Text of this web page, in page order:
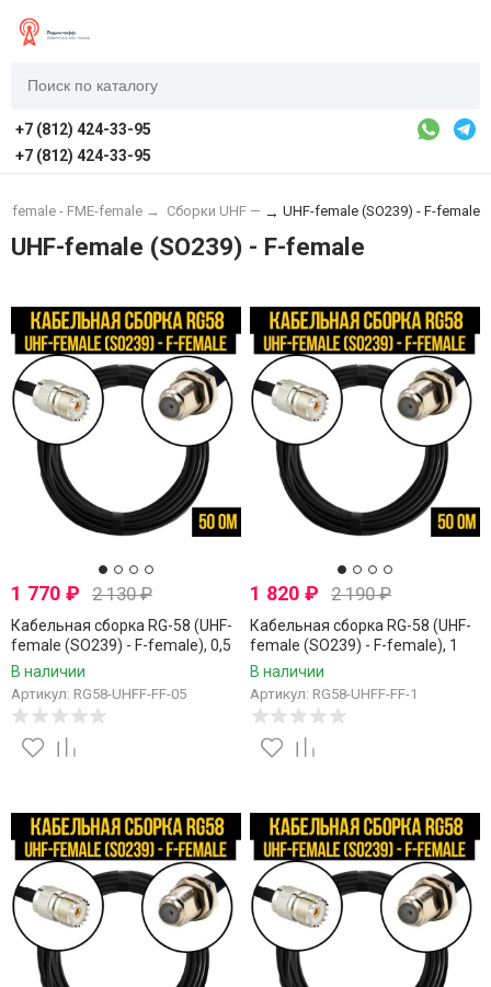
+7 (812) 424-33-95
+7 (812) 424-33-95
female - FME-female → Сборки UHF — → UHF-female (SO239) - F-female
UHF-female (SO239) - F-female
1 770 ₽ 2 130₽
Кабельная сборка RG-58 (UHF-
female (SO239) - F-female), 0,5
метра
В наличии
Артикул: RG58-UHFF-FF-05
1 820₽ 2 190₽
Кабельная сборка RG-58 (UHF-
female (SO239) - F-female), 1
метр
В наличии
Артикул: RG58-UHFF-FF-1